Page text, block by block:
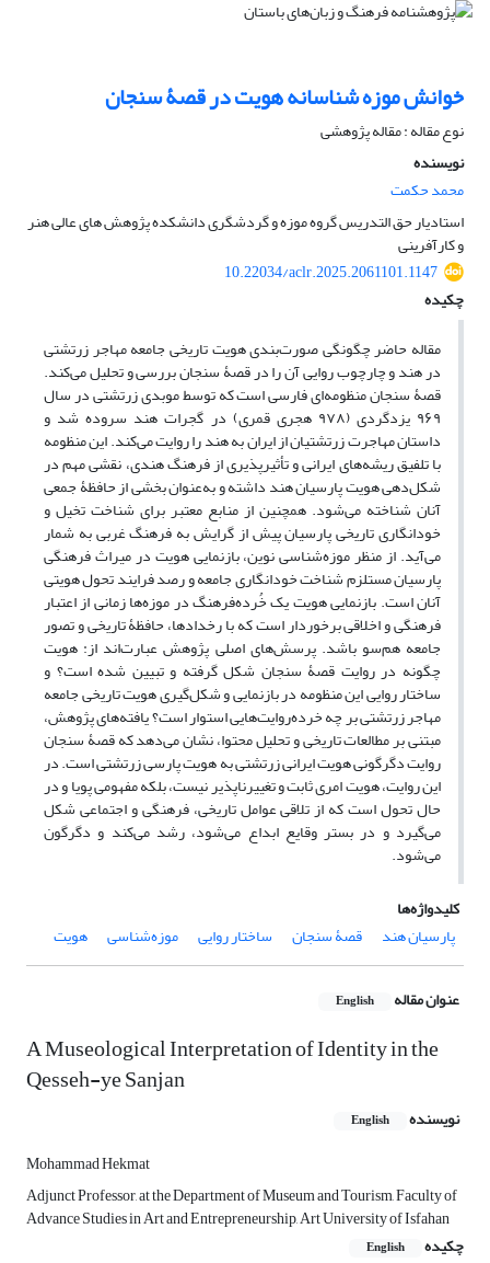
خوانش موزه‌ شناسانه هویت در قصۀ سنجان
نوع مقاله : مقاله پژوهشی
نویسنده
محمد حکمت
استادیار حق التدریس گروه موزه و گردشگری دانشکده پژوهش های عالی هنر
و کارآفرینی
10.22034/aclr.2025.2061101.1147
چکیده
مقاله حاضر چگونگی صورت‌بندی هویت تاریخی جامعه مهاجر زرتشتی
در هند و چارچوب روایی آن را در قصۀ سنجان بررسی و تحلیل می‌کند.
قصۀ سنجان منظومه‌ای فارسی است که توسط موبدی زرتشتی در سال
۹۶۹ یزدگردی (۹۷۸ هجری قمری) در گجرات هند سروده شد و
داستان مهاجرت زرتشتیان از ایران به هند را روایت می‌کند. این منظومه
با تلفیق ریشه‌های ایرانی و تأثیرپذیری از فرهنگ هندی، نقشی مهم در
شکل‌دهی هویت پارسیان هند داشته و به‌عنوان بخشی از حافظۀ جمعی
آنان شناخته می‌شود. همچنین از منابع معتبر برای شناخت تخیل و
خودانگاری تاریخی پارسیان پیش از گرایش به فرهنگ غربی به شمار
می‌آید. از منظر موزه‌شناسی نوین، بازنمایی هویت در میراث فرهنگی
پارسیان مستلزم شناخت خودانگاری جامعه و رصد فرایند تحول هویتی
آنان است. بازنمایی هویت یک خُرده‌فرهنگ در موزه‌ها زمانی از اعتبار
فرهنگی و اخلاقی برخوردار است که با رخدادها، حافظۀ تاریخی و تصور
جامعه هم‌سو باشد. پرسش‌های اصلی پژوهش عبارت‌اند از: هویت
چگونه در روایت قصۀ سنجان شکل گرفته و تبیین شده است؟ و
ساختار روایی این منظومه در بازنمایی و شکل‌گیری هویت تاریخی جامعه
مهاجر زرتشتی بر چه خرده‌روایت‌هایی استوار است؟ یافته‌های پژوهش،
مبتنی بر مطالعات تاریخی و تحلیل محتوا، نشان می‌دهد که قصۀ سنجان
روایت دگرگونی هویت ایرانی زرتشتی به هویت پارسی زرتشتی است. در
این روایت، هویت امری ثابت و تغییرناپذیر نیست، بلکه مفهومی پویا و در
حال تحول است که از تلاقی عوامل تاریخی، فرهنگی و اجتماعی شکل
می‌گیرد و در بستر وقایع ابداع می‌شود، رشد می‌کند و دگرگون
می‌شود.
کلیدواژه‌ها
پارسیان هند
قصۀ سنجان ساختار روایی موزه‌شناسی هویت
عنوان مقاله English
A Museological Interpretation of Identity in the
Qesseh-ye Sanjan
نویسنده English
Mohammad Hekmat
Adjunct Professor, at the Department of Museum and Tourism, Faculty of
Advance Studies in Art and Entrepreneurship, Art University of Isfahan
چکیده
English